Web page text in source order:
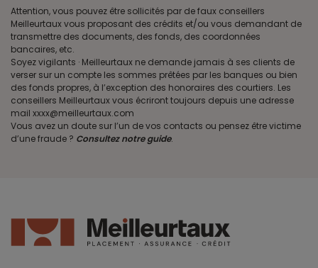
Attention, vous pouvez être sollicités par de faux conseillers
Meilleurtaux vous proposant des crédits et/ou vous demandant de
transmettre des documents, des fonds, des coordonnées
bancaires, etc.
Soyez vigilants · Meilleurtaux ne demande jamais à ses clients de
verser sur un compte les sommes prêtées par les banques ou bien
des fonds propres, à l’exception des honoraires des courtiers. Les
conseillers Meilleurtaux vous écriront toujours depuis une adresse
mail xxxx@meilleurtaux.com
Vous avez un doute sur l’un de vos contacts ou pensez être victime
d’une fraude ? Consultez notre guide.